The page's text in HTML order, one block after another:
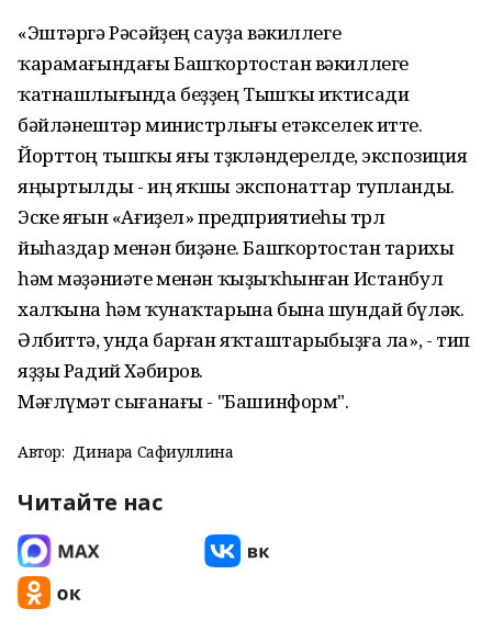
«Эштәргә Рәсәйҙең сауҙа вәкиллеге
ҡарамағындағы Башҡортостан вәкиллеге
ҡатнашлығында беҙҙең Тышҡы иҡтисади
бәйләнештәр министрлығы етәкселек итте.
Йорттоң тышҡы яғы төҙөкләндерелде, экспозиция
яңыртылды - иң яҡшы экспонаттар тупланды.
Эске яғын «Ағиҙел» предприятиеһы төрлө
йыһаздар менән биҙәне. Башҡортостан тарихы
һәм мәҙәниәте менән ҡыҙыҡһынған Истанбул
халҡына һәм ҡунаҡтарына бына шундай бүләк.
Әлбиттә, унда барған яҡташтарыбыҙға ла», - тип
яҙҙы Радий Хәбиров.
Мәғлүмәт сығанағы - "Башинформ".
Автор: Динара Сафиуллина
Читайте нас